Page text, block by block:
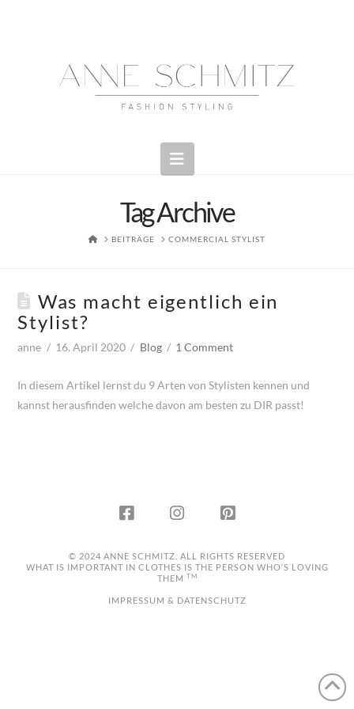
Navigation
Tag Archive
HOMEBEITRÄGE COMMERCIAL STYLIST
Was macht eigentlich ein
Stylist?
anne 16. April 2020 Blog 1 Comment
In diesem Artikel lernst du 9 Arten von Stylisten kennen und
kannst herausfinden welche davon am besten zu DIR passt!
© 2024 ANNE SCHMITZ. ALL RIGHTS RESERVED
WHAT IS IMPORTANT IN CLOTHES IS THE PERSON WHO‘S LOVING
THEM TM
IMPRESSUM & DATENSCHUTZ